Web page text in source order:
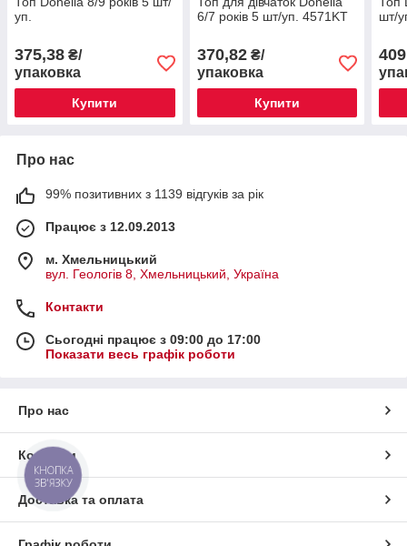
уп.
375,38 ₴/
упаковка
Купити
6/7 років 5 шт/уп. 4571KT
370,82₴/
упаковка
Купити
шт/
Про нас
99% позитивних з 1139 відгуків за рік
Працює з 12.09.2013
м. Хмельницький
вул. Геологів 8, Хмельницький, Україна
Контакти
Сьогодні працює з 09:00 до 17:00
Показати весь графік роботи
Про нас
Контакти
Доставка та оплата
КНОПКА
ЗВ'ЯЗКУ